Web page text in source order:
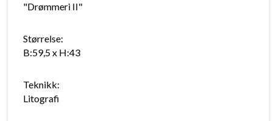
"Drømmeri II"
Størrelse:
B:59,5 x H:43
Teknikk:
Litografi